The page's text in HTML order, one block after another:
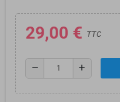
29,00 € TTC
remove add